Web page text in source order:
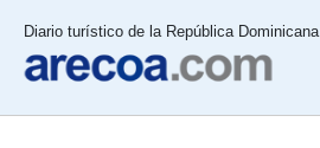
Diario turístico de la República Dominicana